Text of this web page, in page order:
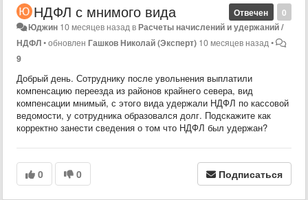
0
Отвечен
НДФЛ с мнимого вида
Юджин 10 месяцев назад вРасчеты начислений и удержаний /
НДФЛ•обновлен Гашков Николай (Эксперт) 10 месяцев назад •
9
Добрый день. Сотруднику после увольнения выплатили
компенсацию переезда из районов крайнего севера, вид
компенсации мнимый, с этого вида удержали НДФЛ по кассовой
ведомости, у сотрудника образовался долг. Подскажите как
корректно занести сведения о том что НДФЛ был удержан?
0 0 Подписаться